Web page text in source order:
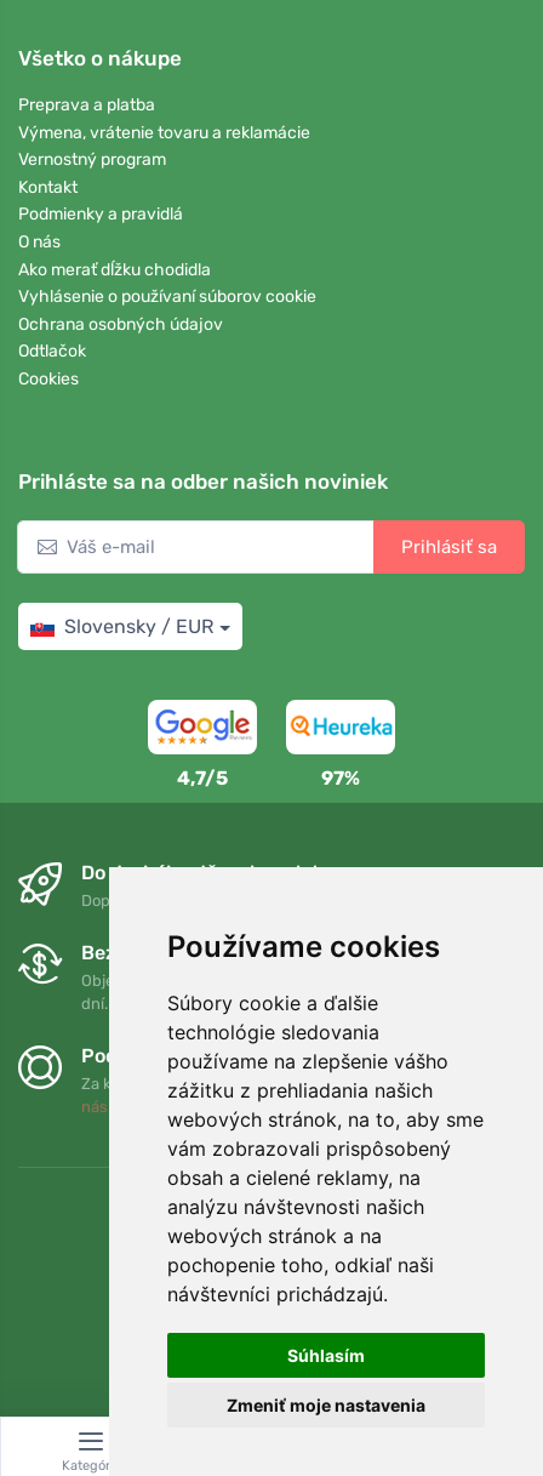
Používame cookies
Súbory cookie a ďalšie
technológie sledovania
používame na zlepšenie vášho
zážitku z prehliadania našich
webových stránok, na to, aby sme
vám zobrazovali prispôsobený
obsah a cielené reklamy, na
analýzu návštevnosti našich
webových stránok a na
pochopenie toho, odkiaľ naši
návštevníci prichádzajú.
Súhlasím
Zmeniť moje nastavenia
Všetko o nákupe
Preprava a platba
Výmena, vrátenie tovaru a reklamácie
Vernostný program
Kontakt
Podmienky a pravidlá
O nás
Ako merať dĺžku chodidla
Vyhlásenie o používaní súborov cookie
Ochrana osobných údajov
Odtlačok
Cookies
Prihláste sa na odber našich noviniek
Prihlásiť sa
Slovensky / EUR
4,7/5 97%
Do druhého dňa a bezplatne
Doprava zadarmo pri objednávkach nad 75 EUR
Bezplatná výmena a vrátenie tovaru
Objednávku môžete kedykoľvek vrátiť alebo vymeniť do 90
dní.
Podporujeme Trees.org
Za každú objednávku zasadíme strom! Prečítajte si viac
nás
Kategória